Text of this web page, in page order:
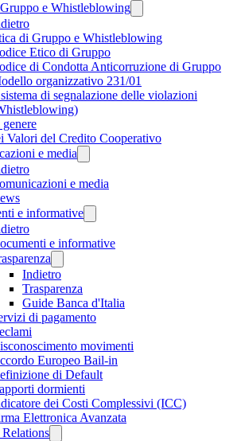
e Whistleblowing
di Gruppo e Whistleblowing
Etico di Gruppo
di Condotta Anticorruzione di Gruppo
organizzativo 231/01
di segnalazione delle violazioni
Valori del Credito Cooperativo
e media
e media
e informative
e informative
Indietro
Trasparenza
Guide Banca d'Italia
di pagamento
movimenti
Europeo Bail-in
di Default
dormienti
dei Costi Complessivi (ICC)
Elettronica Avanzata